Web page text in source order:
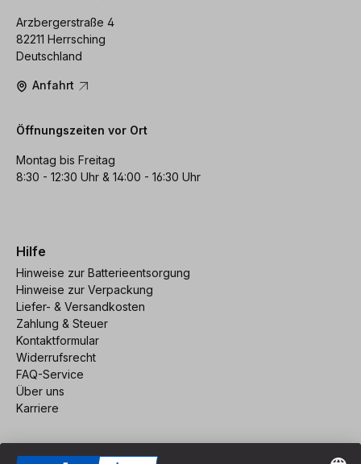
Arzbergerstraße 4
82211 Herrsching
Deutschland
Anfahrt
Öffnungszeiten vor Ort
Montag bis Freitag
8:30 - 12:30 Uhr & 14:00 - 16:30 Uhr
Hilfe
Hinweise zur Batterieentsorgung
Hinweise zur Verpackung
Liefer- & Versandkosten
Zahlung & Steuer
Kontaktformular
Widerrufsrecht
FAQ-Service
Über uns
Karriere